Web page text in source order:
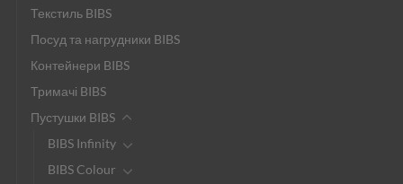
Текстиль BIBS
Посуд та нагрудники BIBS
Контейнери BIBS
Тримачі BIBS
Пустушки BIBS
BIBS Infinity
BIBS Colour